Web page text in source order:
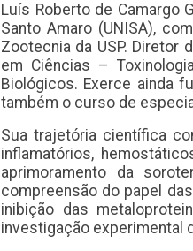
Luís Roberto de Camargo
Santo Amaro (UNISA),
Zootecnia da USP. Diretor
em Ciências –
Biológicos. Exerce ainda
também o curso de
Sua trajetória científica
inflamatórios,
aprimoramento da
compreensão do papel
inibição das
investigação experimental